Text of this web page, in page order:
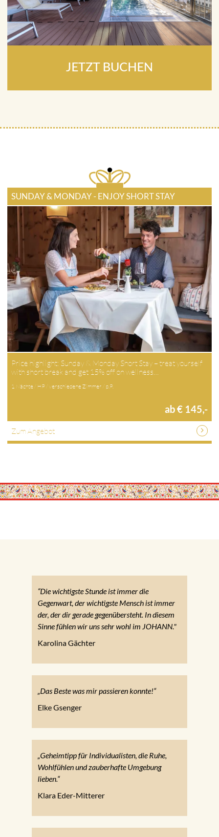
JETZT BUCHEN
SUNDAY & MONDAY - ENJOY SHORT STAY
Price highlight: Sunday & Monday Short Stay – treat yourself
with short break and get 15% off on wellness…
1 Nächte / HP / verschiedene Zimmer / p.P.
ab € 145,-
Zum Angebot
“Die wichtigste Stunde ist immer die
Gegenwart, der wichtigste Mensch ist immer
der, der dir gerade gegenübersteht. In diesem
Sinne fühlen wir uns sehr wohl im JOHANN."
Karolina Gächter
„Das Beste was mir passieren konnte!“
Elke Gsenger
„Geheimtipp für Individualisten, die Ruhe,
Wohlfühlen und zauberhafte Umgebung
lieben.“
Klara Eder-Mitterer